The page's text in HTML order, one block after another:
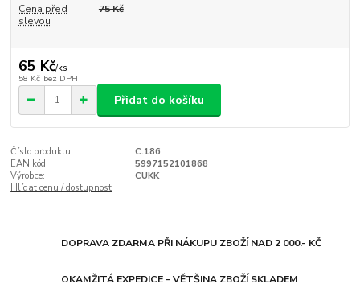
Cena před
slevou
75 Kč
65 Kč/ks
58 Kč bez DPH
Přidat do košíku
Číslo produktu:
C.186
EAN kód:
5997152101868
Výrobce:
CUKK
Hlídat cenu / dostupnost
DOPRAVA ZDARMA PŘI NÁKUPU ZBOŽÍ NAD 2 000.- KČ
OKAMŽITÁ EXPEDICE - VĚTŠINA ZBOŽÍ SKLADEM